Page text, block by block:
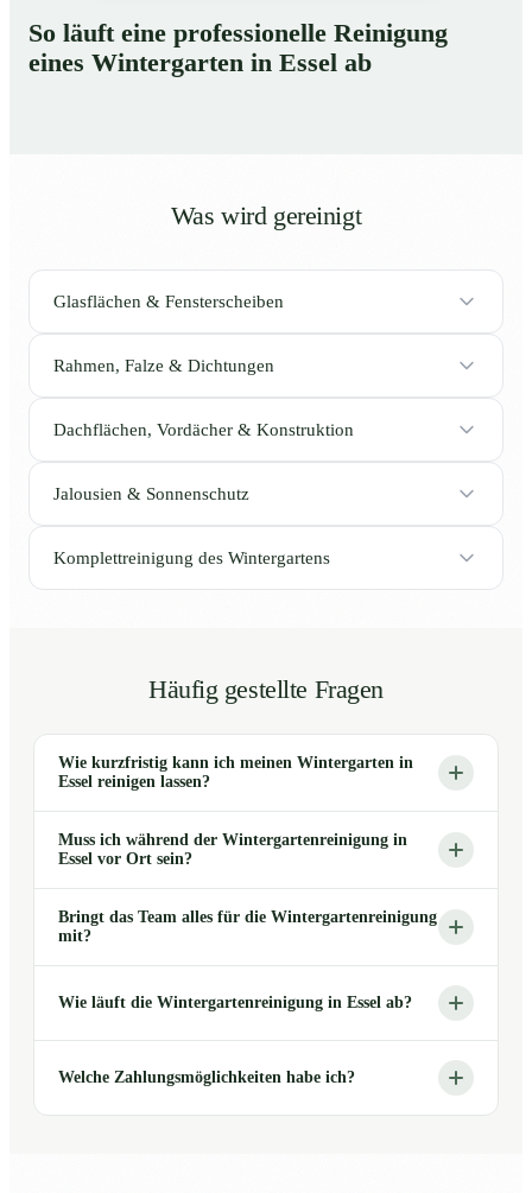
So läuft eine professionelle Reinigung
eines Wintergarten in Essel ab
Was wird gereinigt
Glasflächen & Fensterscheiben
Rahmen, Falze & Dichtungen
Dachflächen, Vordächer & Konstruktion
Jalousien & Sonnenschutz
Komplettreinigung des Wintergartens
Häufig gestellte Fragen
Wie kurzfristig kann ich meinen Wintergarten in
Essel reinigen lassen?
Muss ich während der Wintergartenreinigung in
Essel vor Ort sein?
Bringt das Team alles für die Wintergartenreinigung
mit?
Wie läuft die Wintergartenreinigung in Essel ab?
Welche Zahlungsmöglichkeiten habe ich?